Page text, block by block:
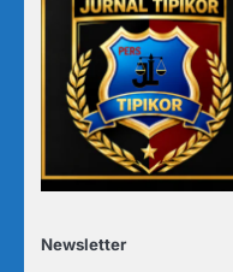
Newsletter